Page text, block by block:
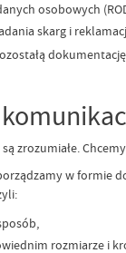
osobowych
skarg i
zrozumiałe.
w formie
rozmiarze i